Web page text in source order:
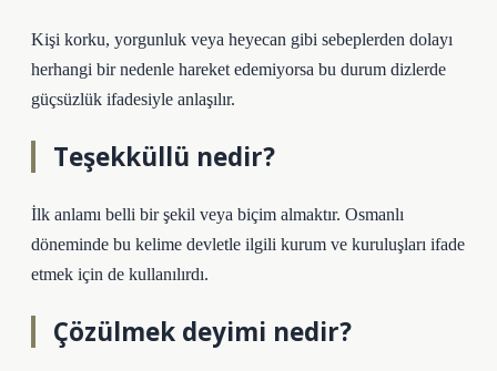
Kişi korku, yorgunluk veya heyecan gibi sebeplerden dolayı
herhangi bir nedenle hareket edemiyorsa bu durum dizlerde
güçsüzlük ifadesiyle anlaşılır.
Teşekküllü nedir?
İlk anlamı belli bir şekil veya biçim almaktır. Osmanlı
döneminde bu kelime devletle ilgili kurum ve kuruluşları ifade
etmek için de kullanılırdı.
Çözülmek deyimi nedir?